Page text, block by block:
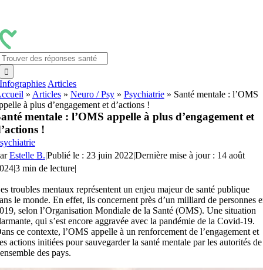
contenu
Infographies Articles
» Articles» Neuro / Psy» Psychiatrie» Santé mentale : l’OMS
à plus d’engagement et d’actions !
mentale : l’OMS appelle à plus d’engagement et
!
Estelle B.|Publié le : 23 juin 2022|Dernière mise à jour : 14 août
|3 min de lecture|
troubles mentaux représentent un enjeu majeur de santé publique
le monde. En effet, ils concernent près d’un milliard de personnes
selon l’Organisation Mondiale de la Santé (OMS). Une situation
qui s’est encore aggravée avec la pandémie de la Covid-19.
ce contexte, l’OMS appelle à un renforcement de l’engagement et
actions initiées pour sauvegarder la santé mentale par les autorités de
des pays.